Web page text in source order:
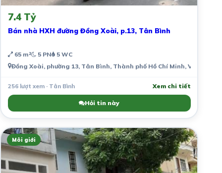
7.4 Tỷ
Bán nhà HXH đường Đồng Xoài, p.13, Tân Bình
65 m² 5 PN 5 WC
Đồng Xoài, phường 13, Tân Bình, Thành phố Hồ Chí Minh, Việt Nam
256 lượt xem · Tân Bình Xem chi tiết
Hỏi tin này
Môi giới